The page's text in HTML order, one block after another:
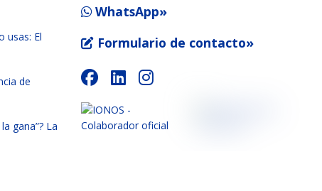
usas: El
de
gana”? La
WhatsApp»
Formulario de contacto»